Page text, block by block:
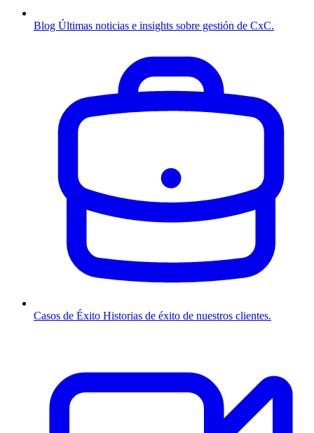
Blog Últimas noticias e insights sobre gestión de CxC.
Casos de Éxito Historias de éxito de nuestros clientes.